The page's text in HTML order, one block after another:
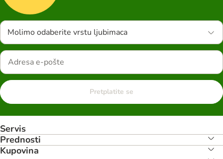
Molimo odaberite vrstu ljubimaca
Pretplatite se
Servis
Prednosti
Kupovina